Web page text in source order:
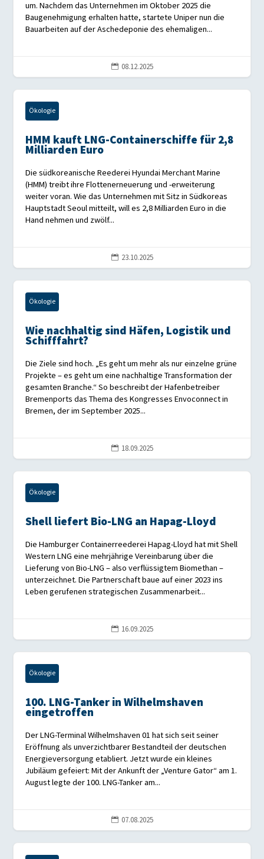
um. Nachdem das Unternehmen im Oktober 2025 die
Baugenehmigung erhalten hatte, startete Uniper nun die
Bauarbeiten auf der Aschedeponie des ehemaligen...
 08.12.2025
Ökologie
HMM kauft LNG-Containerschiffe für 2,8
Milliarden Euro
Die südkoreanische Reederei Hyundai Merchant Marine
(HMM) treibt ihre Flottenerneuerung und -erweiterung
weiter voran. Wie das Unternehmen mit Sitz in Südkoreas
Hauptstadt Seoul mitteilt, will es 2,8 Milliarden Euro in die
Hand nehmen und zwölf...
 23.10.2025
Ökologie
Wie nachhaltig sind Häfen, Logistik und
Schifffahrt?
Die Ziele sind hoch. „Es geht um mehr als nur einzelne grüne
Projekte – es geht um eine nachhaltige Transformation der
gesamten Branche.“ So beschreibt der Hafenbetreiber
Bremenports das Thema des Kongresses Envoconnect in
Bremen, der im September 2025...
 18.09.2025
Ökologie
Shell liefert Bio-LNG an Hapag-Lloyd
Die Hamburger Containerreederei Hapag-Lloyd hat mit Shell
Western LNG eine mehrjährige Vereinbarung über die
Lieferung von Bio-LNG – also verflüssigtem Biomethan –
unterzeichnet. Die Partnerschaft baue auf einer 2023 ins
Leben gerufenen strategischen Zusammenarbeit...
 16.09.2025
Ökologie
100. LNG-Tanker in Wilhelmshaven
eingetroffen
Der LNG-Terminal Wilhelmshaven 01 hat sich seit seiner
Eröffnung als unverzichtbarer Bestandteil der deutschen
Energieversorgung etabliert. Jetzt wurde ein kleines
Jubiläum gefeiert: Mit der Ankunft der „Venture Gator“ am 1.
August legte der 100. LNG-Tanker am...
 07.08.2025